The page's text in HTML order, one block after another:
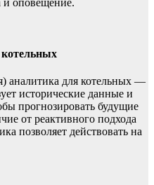
и оповещение.
аналитика для котельных —
исторические данные и
прогнозировать будущие
от реактивного подхода
позволяет действовать на